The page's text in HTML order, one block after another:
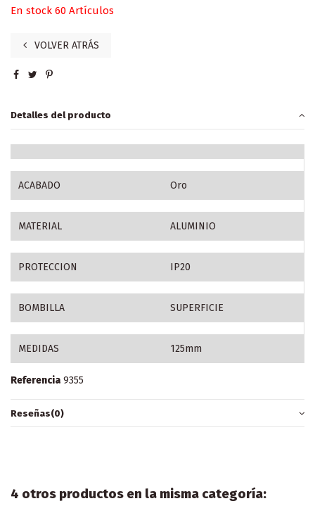
En stock 60 Artículos
VOLVER ATRÁS
Detalles del producto
ACABADO Oro
MATERIAL ALUMINIO
PROTECCION IP20
BOMBILLA SUPERFICIE
MEDIDAS 125mm
Referencia 9355
Reseñas(0)
4 otros productos en la misma categoría: